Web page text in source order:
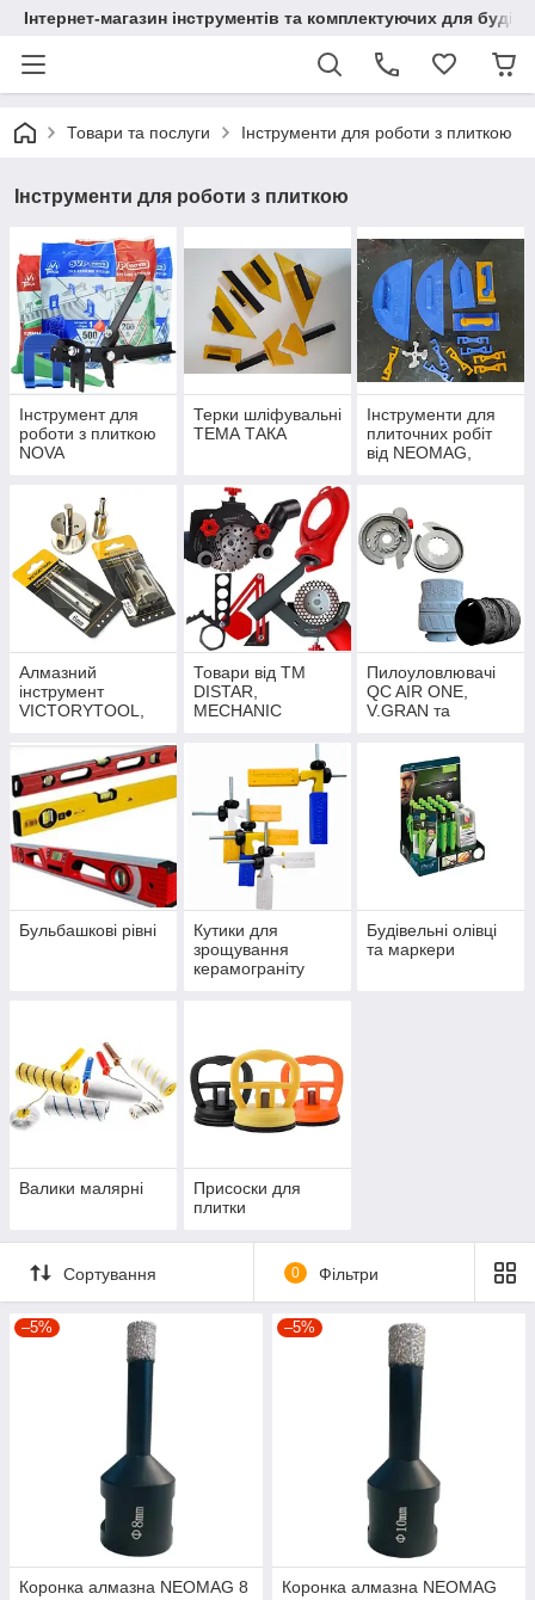
Інтернет-магазин інструментів та комплектуючих для
Товари та послуги Інструменти для роботи з плиткою
Інструменти для роботи з плиткою
Інструмент для
роботи з плиткою
NOVA
Терки шліфувальні
ТЕМА ТАКА
Інструменти для
плиточних робіт
від NEOMAG,
Алмазний
інструмент
VICTORYTOOL,
Товари від ТМ
DISTAR,
MECHANIC
Пилоуловлювачі
QC AIR ONE,
V.GRAN та
Бульбашкові рівні
Кутики для
зрощування
керамограніту
Будівельні олівці
та маркери
Валики малярні
Присоски для
плитки
Сортування 0 Фільтри
–5%
Коронка алмазна NEOMAG 8
–5%
Коронка алмазна NEOMAG